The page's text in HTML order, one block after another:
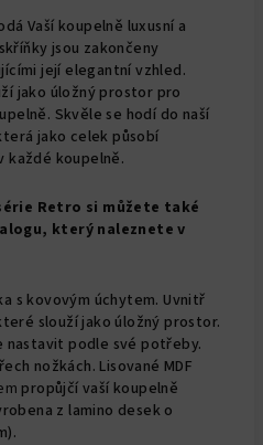
Vaší koupelně luxusní a
jsou zakončeny
její elegantní vzhled.
jako úložný prostor pro
Skvěle se hodí do naší
jako celek působí
každé koupelně.
Retro si můžete také
který naleznete v
s kovovým úchytem. Uvnitř
slouží jako úložný prostor.
nastavit podle své potřeby.
nožkách. Lisované MDF
propůjčí vaší koupelně
z lamino desek o